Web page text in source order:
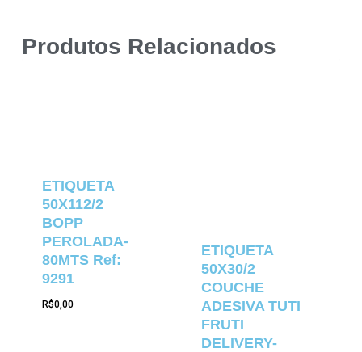
Produtos Relacionados
ETIQUETA
50X112/2
BOPP
PEROLADA-
80MTS Ref:
9291
R$0,00
ETIQUETA
50X30/2
COUCHE
ADESIVA TUTI
FRUTI
DELIVERY-